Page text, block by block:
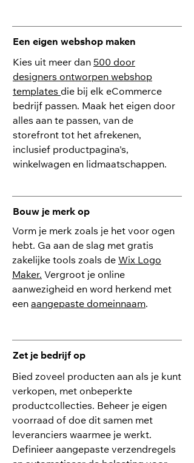
Een eigen webshop maken
Kies uit meer dan 500 door
designers ontworpen webshop
templates die bij elk eCommerce
bedrijf passen. Maak het eigen door
alles aan te passen, van de
storefront tot het afrekenen,
inclusief productpagina's,
winkelwagen en lidmaatschappen.
Bouw je merk op
Vorm je merk zoals je het voor ogen
hebt. Ga aan de slag met gratis
zakelijke tools zoals de Wix Logo
Maker. Vergroot je online
aanwezigheid en word herkend met
een aangepaste domeinnaam.
Zet je bedrijf op
Bied zoveel producten aan als je kunt
verkopen, met onbeperkte
productcollecties. Beheer je eigen
voorraad of doe dit samen met
leveranciers waarmee je werkt.
Definieer aangepaste verzendregels